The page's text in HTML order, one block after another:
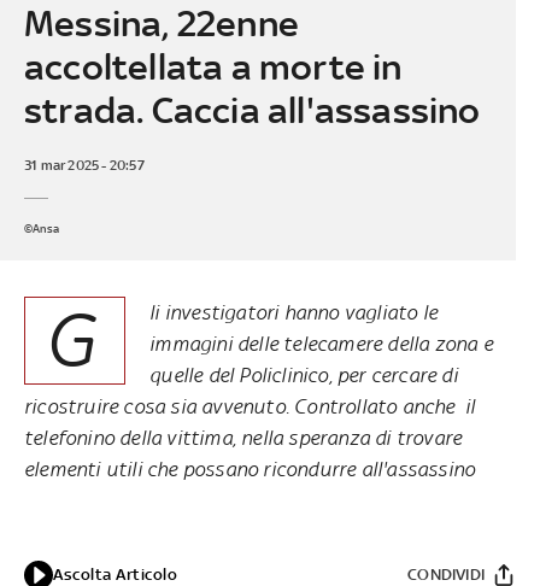
Messina, 22enne
accoltellata a morte in
strada. Caccia all'assassino
31 mar 2025 - 20:57
©Ansa
G
li investigatori hanno vagliato le
immagini delle telecamere della zona e
quelle del Policlinico, per cercare di
ricostruire cosa sia avvenuto. Controllato anche il
telefonino della vittima, nella speranza di trovare
elementi utili che possano ricondurre all'assassino
Ascolta Articolo
CONDIVIDI